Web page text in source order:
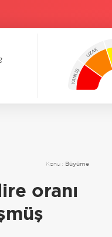
Konu : Büyüme
oranı